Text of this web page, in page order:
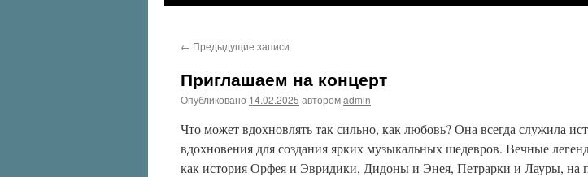
← Предыдущие записи
Приглашаем на концерт
Опубликовано 14.02.2025 авторомadmin
Что может вдохновлять так сильно, как любовь? Она всегда служила
вдохновения для создания ярких музыкальных шедевров. Вечные
как история Орфея и Эвридики, Дидоны и Энея, Петрарки и Лауры, на